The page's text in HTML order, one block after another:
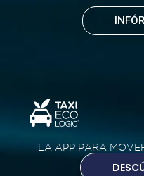
LA APP PARA